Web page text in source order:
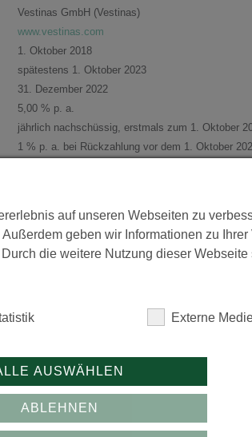
Vestinas GmbH (Vestinas)
www.vestinas.com
1. Oktober 2018
spätestens 1. Oktober 2023
31. Dezember 2022
5,00 % p. a.
jährlich nachschüssig, erstmals zum 1. Oktober
1 % p. a. bei Rückzahlung vor dem 1. Oktober
1.000 EUR
100 %
Nein
der Schuldverschreibungen Gesundheitszentren
Darlehen wurde zum Erwerb einer Beteiligung in
Die Grundbesitz KG ist Eigentümer von 3
auf unseren Webseiten zu
geben wir Informationen zu Ihrer
die weitere Nutzung dieser Webseite
Externe
AUSWÄHLEN
ABLEHNEN